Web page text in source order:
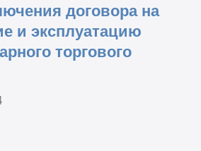
договора на
и эксплуатацию
торгового